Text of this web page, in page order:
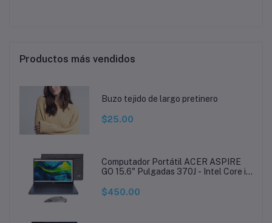
Productos más vendidos
Buzo tejido de largo pretinero
$25.00
Computador Portátil ACER ASPIRE
GO 15.6" Pulgadas 370J - Intel Core i3
$450.00